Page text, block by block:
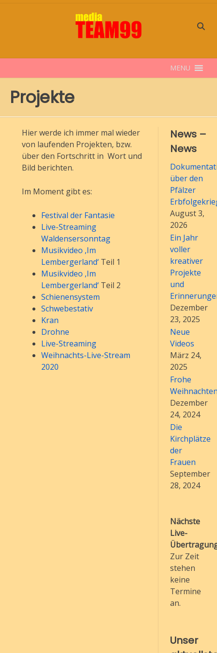
MENU
Projekte
Hier werde ich immer mal wieder
von laufenden Projekten, bzw.
über den Fortschritt in Wort und
Bild berichten.
Im Moment gibt es:
Festival der Fantasie
Live-Streaming
Waldensersonntag
Musikvideo ‚Im
Lembergerland‘ Teil 1
Musikvideo ‚Im
Lembergerland‘ Teil 2
Schienensystem
Schwebestativ
Kran
Drohne
Live-Streaming
Weihnachts-Live-Stream
2020
News –
News
über den
Pfälzer
August 3,
2026
Ein Jahr
voller
kreativer
Projekte
und
Dezember
23, 2025
Neue
Videos
März 24,
2025
Frohe
Dezember
24, 2024
Die
Kirchplätze
der
Frauen
September
28, 2024
Nächste
Live-
Zur Zeit
stehen
keine
Termine
an.
Unser